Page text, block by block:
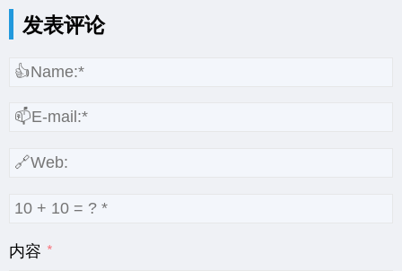
发表评论
内容